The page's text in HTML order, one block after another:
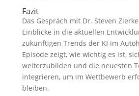
Fazit
Das Gespräch mit Dr. Steven
Einblicke in die aktuellen
zukünftigen Trends der KI im
Episode zeigt, wie wichtig es ist,
weiterzubilden und die neuesten
integrieren, um im Wettbewerb
bleiben.